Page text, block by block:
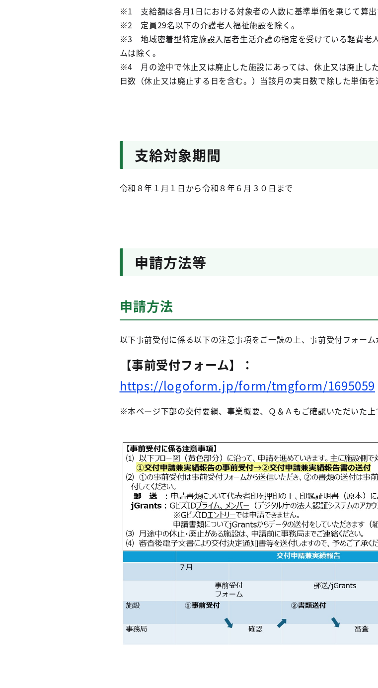
※1 支給額は各月1日における対象者の人数に基準単価を乗じて算出
※2 定員29名以下の介護老人福祉施設を除く。
※3 地域密着型特定施設入居者生活介護の指定を受けている軽費老
ムは除く。
※4 月の途中で休止又は廃止した施設にあっては、休止又は廃止し
日数（休止又は廃止する日を含む。）当該月の実日数で除した単価を
支給対象期間
令和８年１月１日から令和８年６月３０日まで
申請方法等
申請方法
以下事前受付に係る以下の注意事項をご一読の上、事前受付フォーム
【事前受付フォーム】：
https://logoform.jp/form/tmgform/1695059
※本ページ下部の交付要綱、事業概要、Ｑ＆Ａもご確認いただいた上